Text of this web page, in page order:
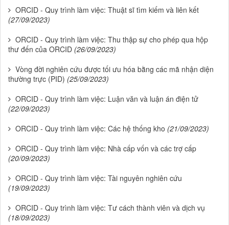
ORCID - Quy trình làm việc: Thuật sĩ tìm kiếm và liên kết
(27/09/2023)
ORCID - Quy trình làm việc: Thu thập sự cho phép qua hộp
thư đến của ORCID (26/09/2023)
Vòng đời nghiên cứu được tối ưu hóa bằng các mã nhận diện
thường trực (PID) (25/09/2023)
ORCID - Quy trình làm việc: Luận văn và luận án điện tử
(22/09/2023)
ORCID - Quy trình làm việc: Các hệ thống kho (21/09/2023)
ORCID - Quy trình làm việc: Nhà cấp vốn và các trợ cấp
(20/09/2023)
ORCID - Quy trình làm việc: Tài nguyên nghiên cứu
(19/09/2023)
ORCID - Quy trình làm việc: Tư cách thành viên và dịch vụ
(18/09/2023)